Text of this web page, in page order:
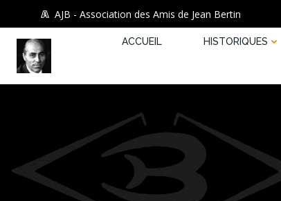
au
contenu
AJB - Association des Amis de Jean Bertin
ACCUEIL HISTORIQUES